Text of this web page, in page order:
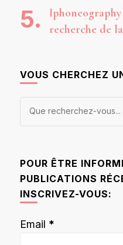
recherche de
VOUS CHERCHEZ
Vous
POUR ÊTRE
PUBLICATIONS
INSCRIVEZ-VOUS:
Email *